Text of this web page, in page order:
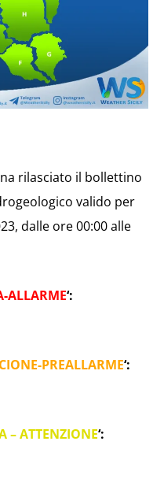
rilasciato il bollettino
valido per
dalle ore 00:00 alle
ALLARME‘:
PREALLARME‘:
– ATTENZIONE‘: